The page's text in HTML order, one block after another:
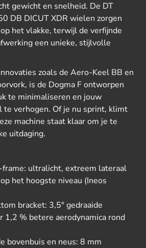
gewicht en snelheid. De DT
DB DICUT XDR wielen zorgen
het vlakke, terwijl de verfijnde
een unieke, stijlvolle
zoals de Aero-Keel BB en
is de Dogma F ontworpen
te minimaliseren en jouw
te verhogen. Of je nu sprint, klimt
machine staat klaar om je te
uitdaging.
frame: ultralicht, extreem lateraal
het hoogste niveau (Ineos
bracket: 3,5° gedraaide
1,2 % betere aerodynamica rond
bovenbuis en neus: 8 mm